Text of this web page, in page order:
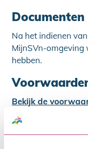
Documenten
Na het indienen
MijnSVn-omgeving
hebben.
Bekijk de
BKR